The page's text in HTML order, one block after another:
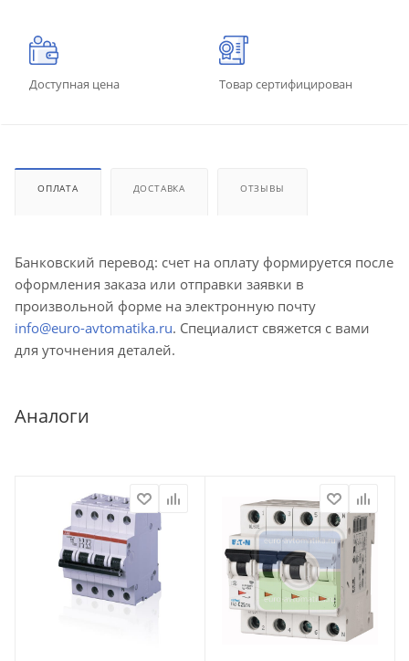
Доступная цена Товар сертифицирован
ОПЛАТА ДОСТАВКА ОТЗЫВЫ
Банковский перевод: счет на оплату формируется после
оформления заказа или отправки заявки в
произвольной форме на электронную почту
info@euro-avtomatika.ru. Специалист свяжется с вами
для уточнения деталей.
Аналоги